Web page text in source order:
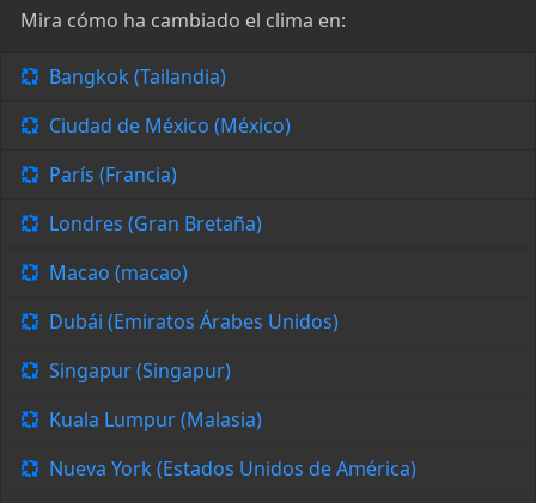
Mira cómo ha cambiado el clima en:
Bangkok (Tailandia)
Ciudad de México (México)
París (Francia)
Londres (Gran Bretaña)
Macao (macao)
Dubái (Emiratos Árabes Unidos)
Singapur (Singapur)
Kuala Lumpur (Malasia)
Nueva York (Estados Unidos de América)